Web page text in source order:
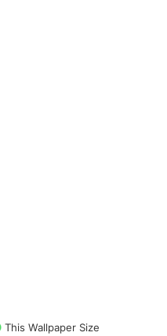
This Wallpaper Size